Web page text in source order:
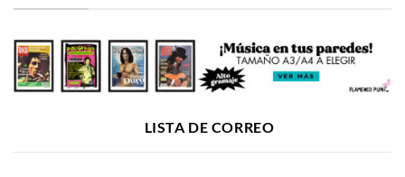
LISTA DE CORREO